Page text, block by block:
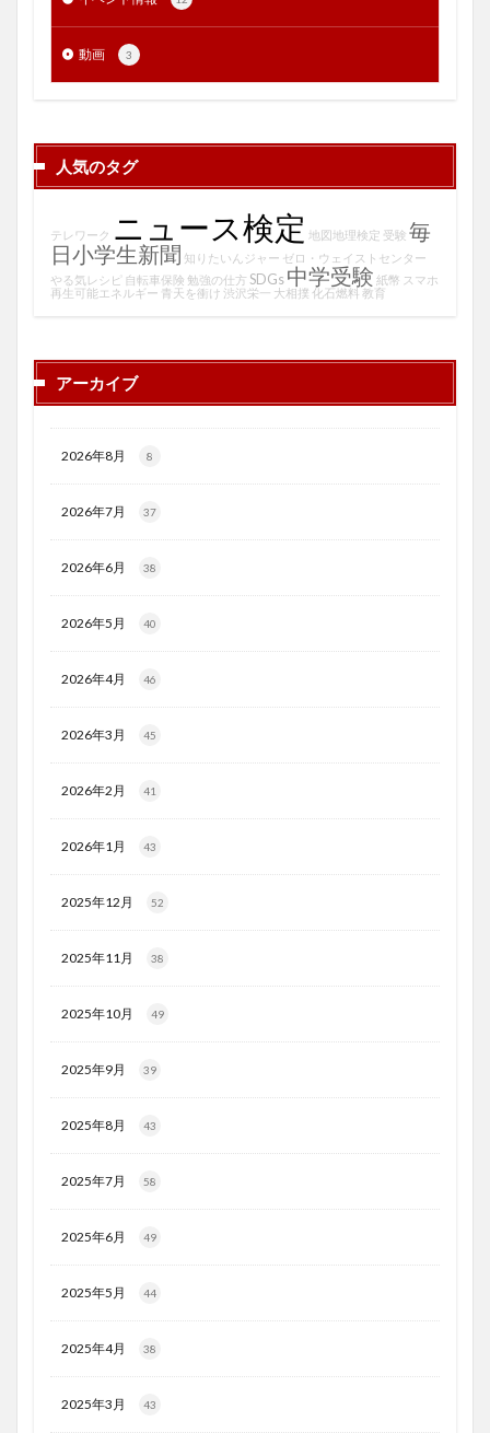
動画 3
人気のタグ
テレワーク ニュース検定 地図地理検定 受験 毎
日小学生新聞 知りたいんジャー ゼロ・ウェイストセンター
やる気レシピ 自転車保険 勉強の仕方 SDGs 中学受験 紙幣 スマホ
再生可能エネルギー 青天を衝け 渋沢栄一 大相撲 化石燃料教育
アーカイブ
2026年8月 8
2026年7月 37
2026年6月 38
2026年5月 40
2026年4月 46
2026年3月 45
2026年2月 41
2026年1月 43
2025年12月 52
2025年11月 38
2025年10月 49
2025年9月 39
2025年8月 43
2025年7月 58
2025年6月 49
2025年5月 44
2025年4月 38
2025年3月 43